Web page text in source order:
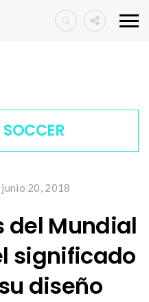
SOCCER
junio 20, 2018
del Mundial
significado
diseño